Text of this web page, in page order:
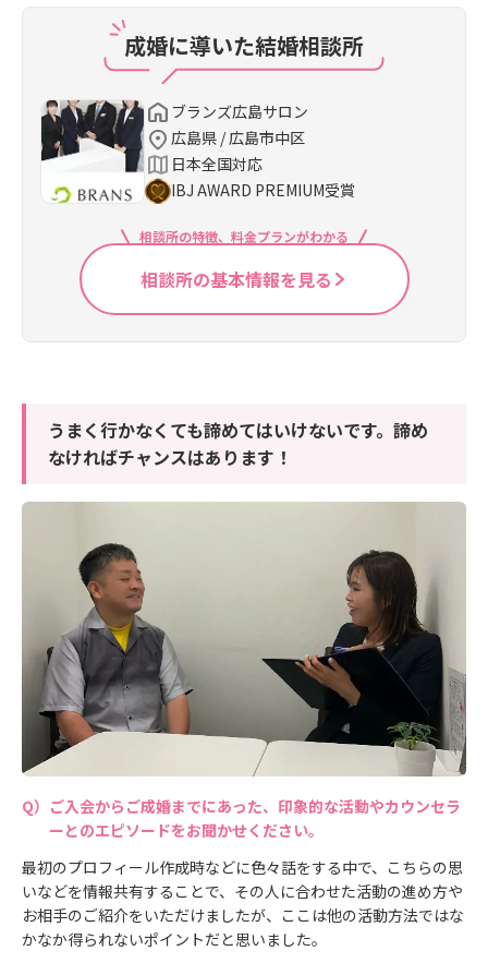
成婚に導いた結婚相談所
ブランズ広島サロン
広島県 / 広島市中区
日本全国対応
IBJ AWARD PREMIUM受賞
相談所の特徴、料金プランがわかる
相談所の基本情報を見る
うまく行かなくても諦めてはいけないです。諦め
なければチャンスはあります！
ご入会からご成婚までにあった、印象的な活動やカウンセラ
ーとのエピソードをお聞かせください。
最初のプロフィール作成時などに色々話をする中で、こちらの思
いなどを情報共有することで、その人に合わせた活動の進め方や
お相手のご紹介をいただけましたが、ここは他の活動方法ではな
かなか得られないポイントだと思いました。